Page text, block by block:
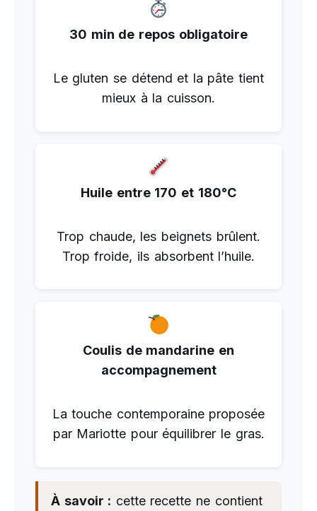
30 min de repos obligatoire
Le gluten se détend et la pâte tient
mieux à la cuisson.
Huile entre 170 et 180°C
Trop chaude, les beignets brûlent.
Trop froide, ils absorbent l’huile.
Coulis de mandarine en
accompagnement
La touche contemporaine proposée
par Mariotte pour équilibrer le gras.
À savoir : cette recette ne contient